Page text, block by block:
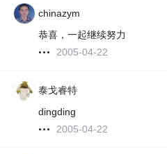
chinazym
恭喜，一起继续努力
2005-04-22
泰戈睿特
dingding
2005-04-22